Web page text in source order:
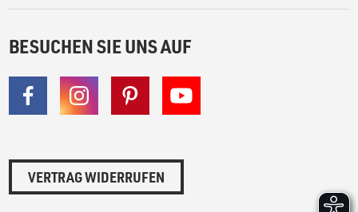
BESUCHEN SIE UNS AUF
VERTRAG WIDERRUFEN